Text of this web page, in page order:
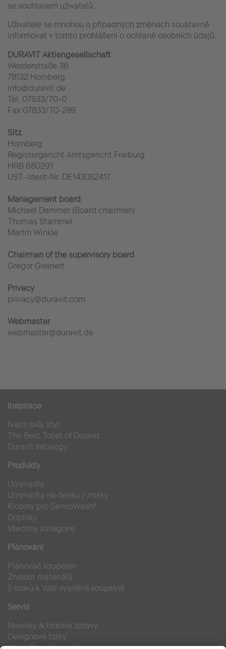
se souhlasem uživatelů.
Uživatelé se mnohou o případných změnách soustavně
informovat v tomto prohlášení o ochraně osobních údajů.
DURAVIT Aktiengesellschaft
Werderstraße 36
78132 Hornberg
info@duravit.de
Tel. 07833/70-0
Fax 07833/70-289
Sitz
Hornberg
Registergericht Amtsgericht Freiburg
HRB 680291
UST.-Ident-Nr. DE143052417
Management board
Michael Demmer (Board chairman)
Thomas Stammel
Martin Winkle
Chairman of the supervisory board
Gregor Greinert
Privacy
privacy@duravit.com
Webmaster
webmaster@duravit.de
Inspirace
Najdi svůj styl
The Best Toilet of Duravit
Duravit katalogy
Produkty
Umyvadla
Umyvadla na desku / misky
Klozety pro SensoWash®
Doplňky
Všechny kategorie
Plánování
Plánovač koupelen
Znalost materiálů
5 kroků k Vaší vysněné koupelně
Servis
Novinky & tiskové zprávy
Designové fotky